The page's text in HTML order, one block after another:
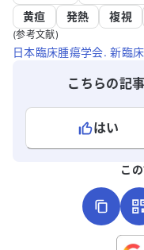
黄疸 発熱 複視
(参考文献)
日本臨床腫瘍学会. 新臨
こちらの記
はい
こ